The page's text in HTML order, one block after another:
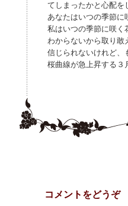
てしまったかと心配を
あなたはいつの季節に
私はいつの季節に咲く
わからないから取り敢
信じられないけれど、
桜曲線が急上昇する３
コメントをどうぞ